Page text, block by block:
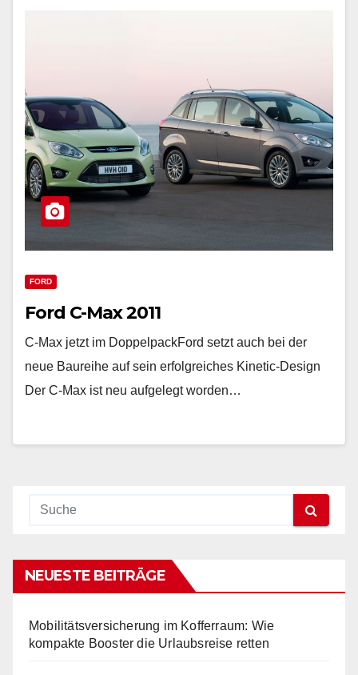
FORD
Ford C-Max 2011
C-Max jetzt im DoppelpackFord setzt auch bei der
neue Baureihe auf sein erfolgreiches Kinetic-Design
Der C-Max ist neu aufgelegt worden…
NEUESTE BEITRÄGE
Mobilitätsversicherung im Kofferraum: Wie
kompakte Booster die Urlaubsreise retten